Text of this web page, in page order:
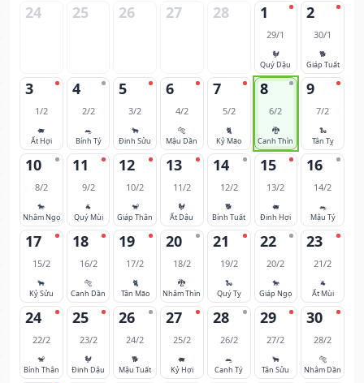
24 25 26 27 28 1
29/1
🐓
Quý Dậu
2
30/1
🐕
Giáp Tuất
3
1/2
🐖
Ất Hợi
4
2/2
🐀
Bính Tý
5
3/2
🐂
Đinh Sửu
6
4/2
🐅
Mậu Dần
7
5/2
🐈
Kỷ Mão
8
6/2
🐉
Canh Thìn
9
7/2
🐍
Tân Tỵ
10
8/2
🐎
Nhâm Ngọ
11
9/2
🐐
Quý Mùi
12
10/2
🐒
Giáp Thân
13
11/2
🐓
Ất Dậu
14
12/2
🐕
Bính Tuất
15
13/2
🐖
Đinh Hợi
16
14/2
🐀
Mậu Tý
17
15/2
🐂
Kỷ Sửu
18
16/2
🐅
Canh Dần
19
17/2
🐈
Tân Mão
20
18/2
🐉
Nhâm Thìn
21
19/2
🐍
Quý Tỵ
22
20/2
🐎
Giáp Ngọ
23
21/2
🐐
Ất Mùi
24
22/2
🐒
Bính Thân
25
23/2
🐓
Đinh Dậu
26
24/2
🐕
Mậu Tuất
27
25/2
🐖
Kỷ Hợi
28
26/2
🐀
Canh Tý
29
27/2
🐂
Tân Sửu
30
28/2
🐅
Nhâm Dần